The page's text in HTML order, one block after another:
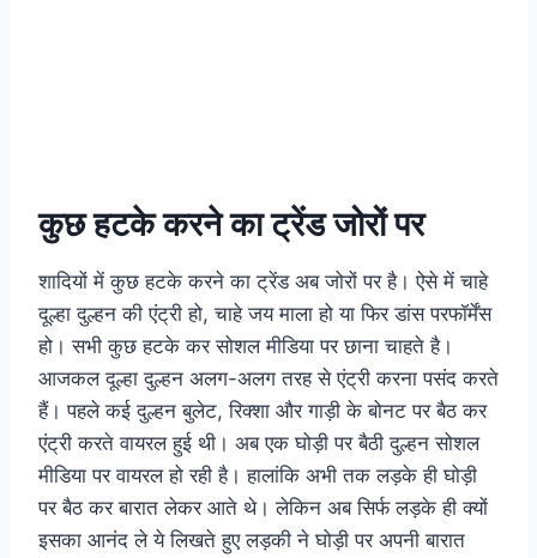
कुछ हटके करने का ट्रेंड जोरों पर
शादियों में कुछ हटके करने का ट्रेंड अब जोरों पर है। ऐसे में चाहे
दूल्हा दुल्हन की एंट्री हो, चाहे जय माला हो या फिर डांस परफॉर्मेंस
हो। सभी कुछ हटके कर सोशल मीडिया पर छाना चाहते है।
आजकल दूल्हा दुल्हन अलग-अलग तरह से एंट्री करना पसंद करते
हैं। पहले कई दुल्हन बुलेट, रिक्शा और गाड़ी के बोनट पर बैठ कर
एंट्री करते वायरल हुई थी। अब एक घोड़ी पर बैठी दुल्हन सोशल
मीडिया पर वायरल हो रही है। हालांकि अभी तक लड़के ही घोड़ी
पर बैठ कर बारात लेकर आते थे। लेकिन अब सिर्फ लड़के ही क्यों
इसका आनंद ले ये लिखते हुए लड़की ने घोड़ी पर अपनी बारात